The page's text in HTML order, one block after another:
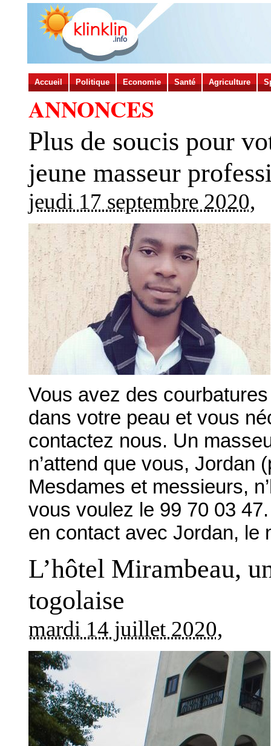
Accueil Politique Economie Santé Agriculture
ANNONCES
Plus de soucis pour
jeune masseur
jeudi 17 septembre 2020,
Vous avez des
dans votre peau et vous
contactez nous. Un
n’attend que vous, Jordan
Mesdames et messieurs,
vous voulez le 99 70 03
en contact avec Jordan, le
L’hôtel Mirambeau,
togolaise
mardi 14 juillet 2020,